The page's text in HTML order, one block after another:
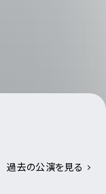
過去の公演を見る